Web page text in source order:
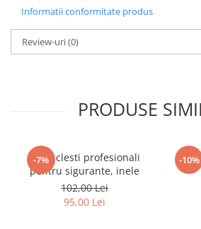
Informatii conformitate produs
Review-uri(0)
PRODUSE
-7%
Set 4 clesti profesionali
pentru sigurante, inele
102,00 Lei
95,00 Lei
-10%